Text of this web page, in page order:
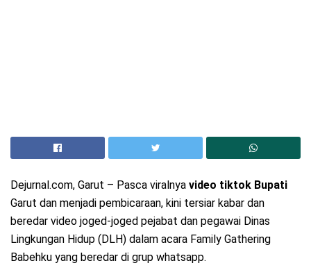
Dejurnal.com, Garut – Pasca viralnya video tiktok Bupati
Garut dan menjadi pembicaraan, kini tersiar kabar dan
beredar video joged-joged pejabat dan pegawai Dinas
Lingkungan Hidup (DLH) dalam acara Family Gathering
Babehku yang beredar di grup whatsapp.